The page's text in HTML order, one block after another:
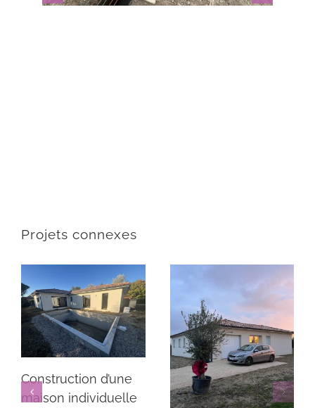
Projets connexes
Construction d’une
maison individuelle